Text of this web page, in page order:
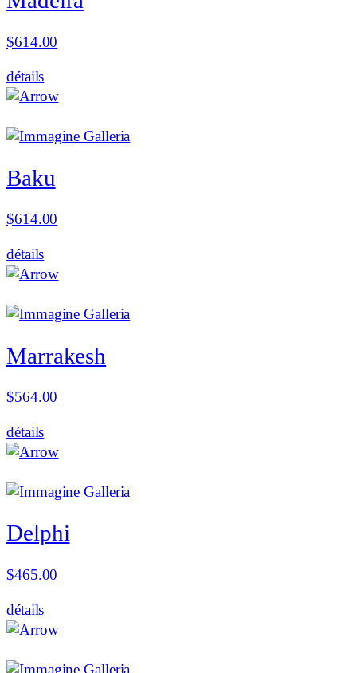
$614.00
détails
Baku
$614.00
détails
Marrakesh
$564.00
détails
Delphi
$465.00
détails